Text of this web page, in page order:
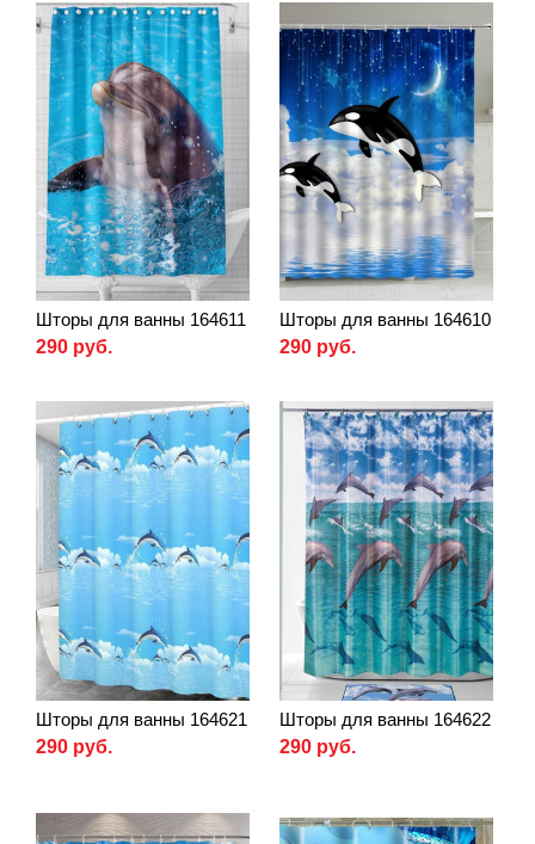
Шторы для ванны 164611
290 руб.
Шторы для ванны 164610
290 руб.
Шторы для ванны 164621
290 руб.
Шторы для ванны 164622
290 руб.